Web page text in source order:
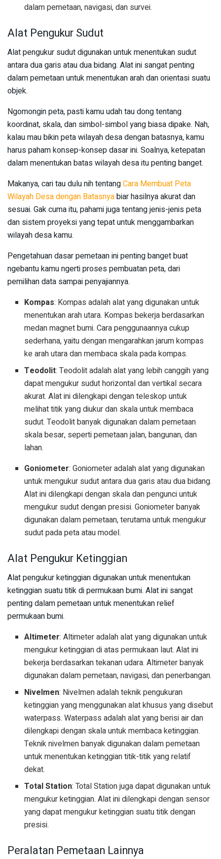
dalam pemetaan, navigasi, dan survei.
Alat Pengukur Sudut
Alat pengukur sudut digunakan untuk menentukan sudut
antara dua garis atau dua bidang. Alat ini sangat penting
dalam pemetaan untuk menentukan arah dan orientasi suatu
objek.
Ngomongin peta, pasti kamu udah tau dong tentang
koordinat, skala, dan simbol-simbol yang biasa dipake. Nah,
kalau mau bikin peta wilayah desa dengan batasnya, kamu
harus paham konsep-konsep dasar ini. Soalnya, ketepatan
dalam menentukan batas wilayah desa itu penting banget.
Makanya, cari tau dulu nih tentangCara Membuat Peta
Wilayah Desa dengan Batasnyabiar hasilnya akurat dan
sesuai. Gak cuma itu, pahami juga tentang jenis-jenis peta
dan sistem proyeksi yang tepat untuk menggambarkan
wilayah desa kamu.
Pengetahuan dasar pemetaan ini penting banget buat
ngebantu kamu ngerti proses pembuatan peta, dari
pemilihan data sampai penyajiannya.
Kompas: Kompas adalah alat yang digunakan untuk
menentukan arah utara. Kompas bekerja berdasarkan
medan magnet bumi. Cara penggunaannya cukup
sederhana, yaitu dengan mengarahkan jarum kompas
ke arah utara dan membaca skala pada kompas.
Teodolit: Teodolit adalah alat yang lebih canggih yang
dapat mengukur sudut horizontal dan vertikal secara
akurat. Alat ini dilengkapi dengan teleskop untuk
melihat titik yang diukur dan skala untuk membaca
sudut. Teodolit banyak digunakan dalam pemetaan
skala besar, seperti pemetaan jalan, bangunan, dan
lahan.
Goniometer: Goniometer adalah alat yang digunakan
untuk mengukur sudut antara dua garis atau dua bidang.
Alat ini dilengkapi dengan skala dan pengunci untuk
mengukur sudut dengan presisi. Goniometer banyak
digunakan dalam pemetaan, terutama untuk mengukur
sudut pada peta atau model.
Alat Pengukur Ketinggian
Alat pengukur ketinggian digunakan untuk menentukan
ketinggian suatu titik di permukaan bumi. Alat ini sangat
penting dalam pemetaan untuk menentukan relief
permukaan bumi.
Altimeter: Altimeter adalah alat yang digunakan untuk
mengukur ketinggian di atas permukaan laut. Alat ini
bekerja berdasarkan tekanan udara. Altimeter banyak
digunakan dalam pemetaan, navigasi, dan penerbangan.
Nivelmen: Nivelmen adalah teknik pengukuran
ketinggian yang menggunakan alat khusus yang disebut
waterpass. Waterpass adalah alat yang berisi air dan
dilengkapi dengan skala untuk membaca ketinggian.
Teknik nivelmen banyak digunakan dalam pemetaan
untuk menentukan ketinggian titik-titik yang relatif
dekat.
Total Station: Total Station juga dapat digunakan untuk
mengukur ketinggian. Alat ini dilengkapi dengan sensor
yang dapat mengukur ketinggian suatu titik dengan
presisi.
Peralatan Pemetaan Lainnya